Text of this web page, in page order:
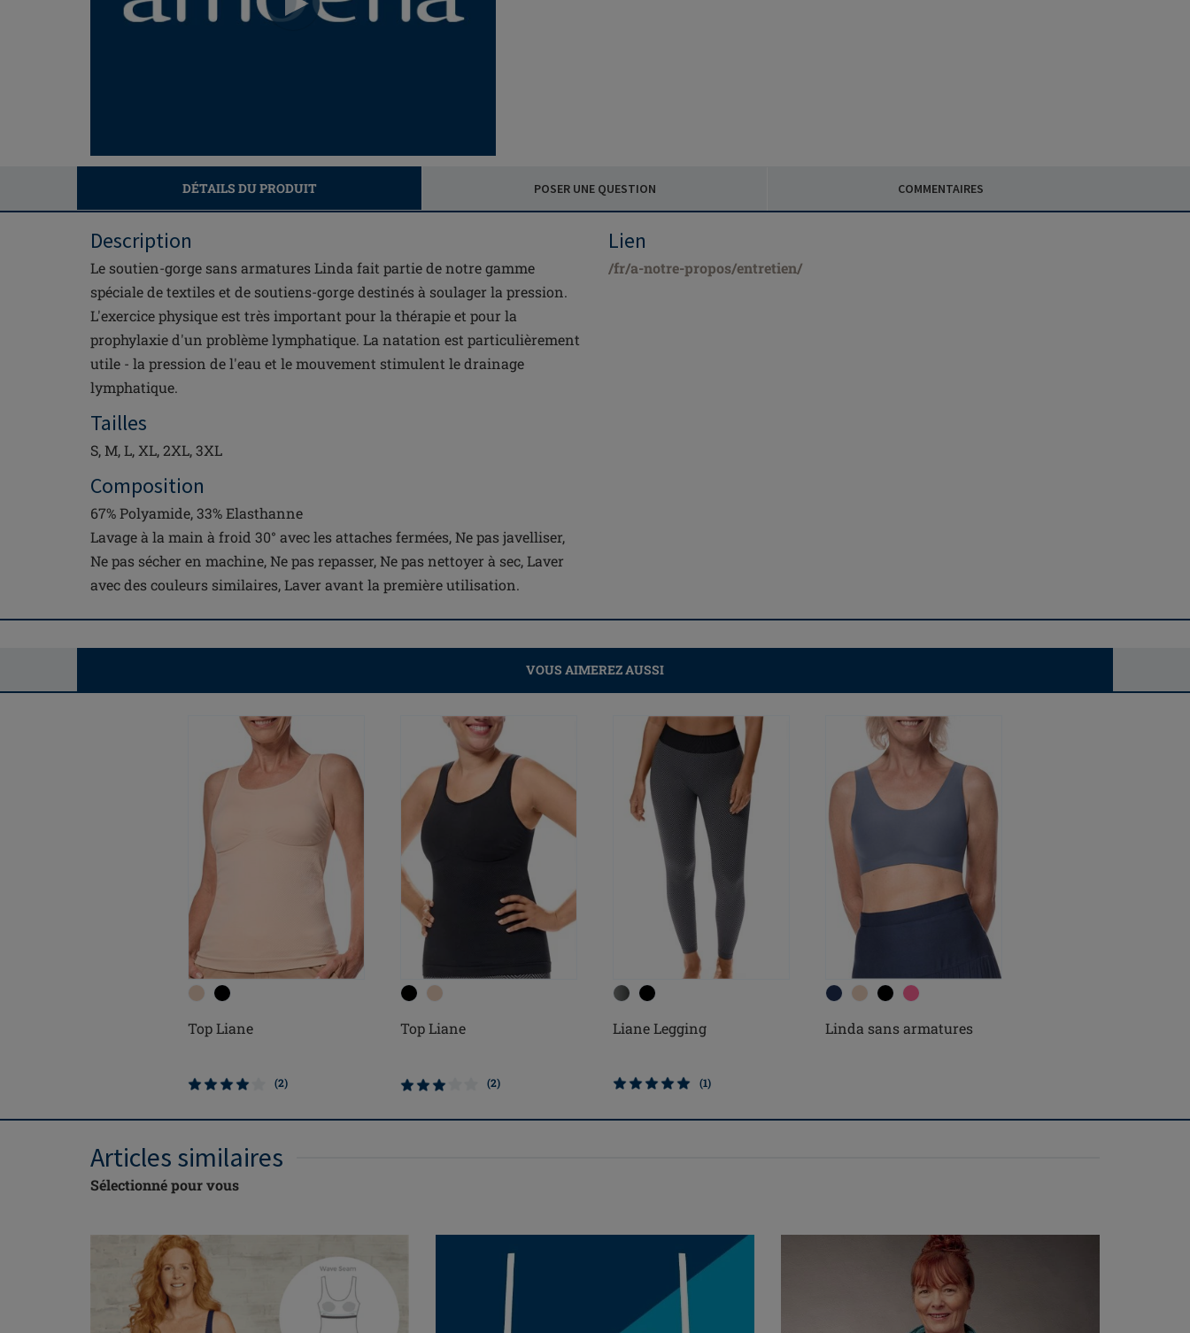
DÉTAILS DU PRODUIT POSER UNE QUESTION COMMENTAIRES
Description
Le soutien-gorge sans armatures Linda fait partie de notre gamme
spéciale de textiles et de soutiens-gorge destinés à soulager la pression.
L'exercice physique est très important pour la thérapie et pour la
prophylaxie d'un problème lymphatique. La natation est particulièrement
utile - la pression de l'eau et le mouvement stimulent le drainage
lymphatique.
Tailles
S, M, L, XL, 2XL, 3XL
Composition
67% Polyamide, 33% Elasthanne
Lavage à la main à froid 30° avec les attaches fermées, Ne pas javelliser,
Ne pas sécher en machine, Ne pas repasser, Ne pas nettoyer à sec, Laver
avec des couleurs similaires, Laver avant la première utilisation.
Lien
/fr/a-notre-propos/entretien/
VOUS AIMEREZ AUSSI
Top Liane
(2)
Top Liane
(2)
Liane Legging
(1)
Linda sans armatures
Articles similaires
Sélectionné pour vous